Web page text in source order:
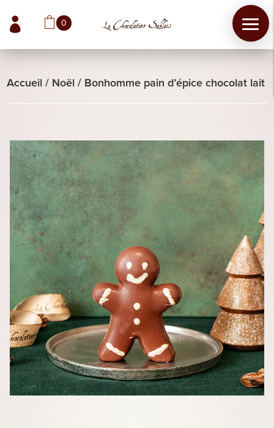
Les
Chocolats
0

Accueil / Noël / Bonhomme pain d’épice chocolat lait